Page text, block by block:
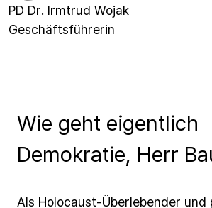
PD Dr. Irmtrud Wojak
Geschäftsführerin
Wie geht eigentlich
Demokratie, Herr
Als Holocaust-Überlebender und